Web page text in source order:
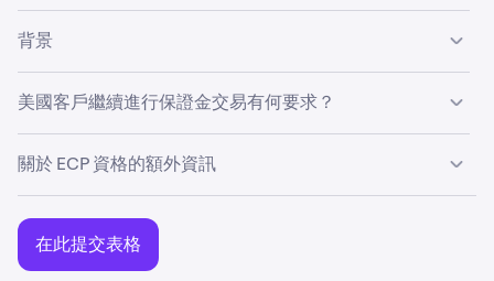
背景
在 2026 年 4 月，Kraken 推出了一項獨立的保證金交易產
品，供所有合資格的美國散戶客戶使用。請參閱
交易入門以了解詳情。
美國客戶繼續進行保證金交易有何要求？
美國客戶若要在 Kraken 上符合保證金交易的資格，他們需
要根據美國法律（《商品交易法》第 1a(18) 條
自行證明其為合資格合約參與者 (ECP)。
沒有已驗證帳戶的美國客戶，將需要首先完成驗證，才有機
會自行證明其為 ECP。所有新驗證的美國客戶，以及所有
關於 ECP 資格的額外資訊
作為美國客戶，您有責任了解根據美國法律獲得 ECP 資格
的要求。如果您對自己是否符合 ECP 資格有任何疑問，應
諮詢您的法律顧問。
在此提交表格